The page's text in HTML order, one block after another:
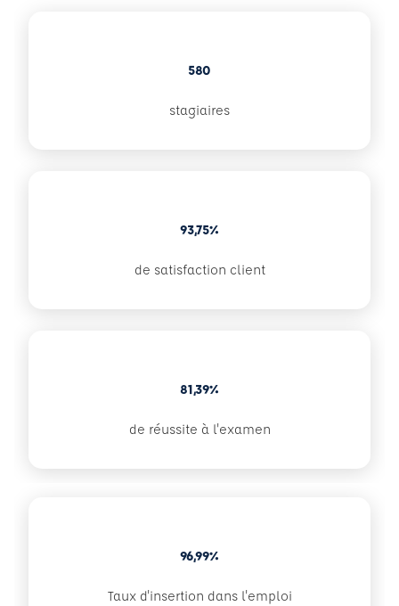
580
stagiaires
93,75%
de satisfaction client
81,39%
de réussite à l'examen
96,99%
Taux d'insertion dans l'emploi